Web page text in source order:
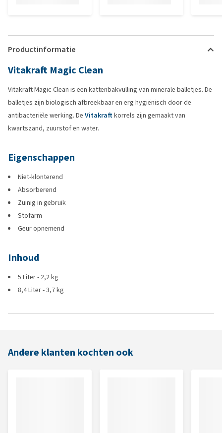
Productinformatie
Vitakraft Magic Clean
Vitakraft Magic Clean is een kattenbakvulling van minerale balletjes. De
balletjes zijn biologisch afbreekbaar en erg hygiënisch door de
antibacteriële werking. De Vitakraftkorrels zijn gemaakt van
kwartszand, zuurstof en water.
Eigenschappen
Niet-klonterend
Absorberend
Zuinig in gebruik
Stofarm
Geur opnemend
Inhoud
5 Liter - 2,2 kg
8,4 Liter - 3,7 kg
Andere klanten kochten ook